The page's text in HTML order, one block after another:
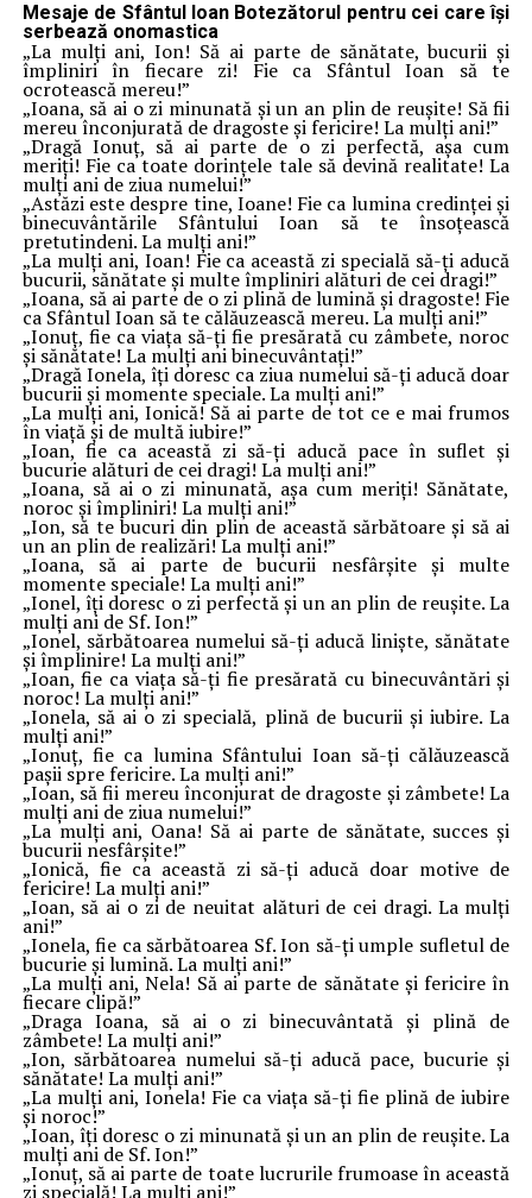
Mesaje de Sfântul Ioan Botezătorul pentru cei care își
serbează onomastica
„La mulți ani, Ion! Să ai parte de sănătate, bucurii și
împliniri în fiecare zi! Fie ca Sfântul Ioan să te
ocrotească mereu!”
„Ioana, să ai o zi minunată și un an plin de reușite! Să fii
mereu înconjurată de dragoste și fericire! La mulți ani!”
„Dragă Ionuț, să ai parte de o zi perfectă, așa cum
meriți! Fie ca toate dorințele tale să devină realitate! La
mulți ani de ziua numelui!”
„Astăzi este despre tine, Ioane! Fie ca lumina credinței și
binecuvântările Sfântului Ioan să te însoțească
pretutindeni. La mulți ani!”
„La mulți ani, Ioan! Fie ca această zi specială să-ți aducă
bucurii, sănătate și multe împliniri alături de cei dragi!”
„Ioana, să ai parte de o zi plină de lumină și dragoste! Fie
ca Sfântul Ioan să te călăuzească mereu. La mulți ani!”
„Ionuț, fie ca viața să-ți fie presărată cu zâmbete, noroc
și sănătate! La mulți ani binecuvântați!”
„Dragă Ionela, îți doresc ca ziua numelui să-ți aducă doar
bucurii și momente speciale. La mulți ani!”
„La mulți ani, Ionică! Să ai parte de tot ce e mai frumos
în viață și de multă iubire!”
„Ioan, fie ca această zi să-ți aducă pace în suflet și
bucurie alături de cei dragi! La mulți ani!”
„Ioana, să ai o zi minunată, așa cum meriți! Sănătate,
noroc și împliniri! La mulți ani!”
„Ion, să te bucuri din plin de această sărbătoare și să ai
un an plin de realizări! La mulți ani!”
„Ioana, să ai parte de bucurii nesfârșite și multe
momente speciale! La mulți ani!”
„Ionel, îți doresc o zi perfectă și un an plin de reușite. La
mulți ani de Sf. Ion!”
„Ionel, sărbătoarea numelui să-ți aducă liniște, sănătate
și împlinire! La mulți ani!”
„Ioan, fie ca viața să-ți fie presărată cu binecuvântări și
noroc! La mulți ani!”
„Ionela, să ai o zi specială, plină de bucurii și iubire. La
mulți ani!”
„Ionuț, fie ca lumina Sfântului Ioan să-ți călăuzească
pașii spre fericire. La mulți ani!”
„Ioan, să fii mereu înconjurat de dragoste și zâmbete! La
mulți ani de ziua numelui!”
„La mulți ani, Oana! Să ai parte de sănătate, succes și
bucurii nesfârșite!”
„Ionică, fie ca această zi să-ți aducă doar motive de
fericire! La mulți ani!”
„Ioan, să ai o zi de neuitat alături de cei dragi. La mulți
ani!”
„Ionela, fie ca sărbătoarea Sf. Ion să-ți umple sufletul de
bucurie și lumină. La mulți ani!”
„La mulți ani, Nela! Să ai parte de sănătate și fericire în
fiecare clipă!”
„Draga Ioana, să ai o zi binecuvântată și plină de
zâmbete! La mulți ani!”
„Ion, sărbătoarea numelui să-ți aducă pace, bucurie și
sănătate! La mulți ani!”
„La mulți ani, Ionela! Fie ca viața să-ți fie plină de iubire
și noroc!”
„Ioan, îți doresc o zi minunată și un an plin de reușite. La
mulți ani de Sf. Ion!”
„Ionuț, să ai parte de toate lucrurile frumoase în această
zi specială! La mulți ani!”